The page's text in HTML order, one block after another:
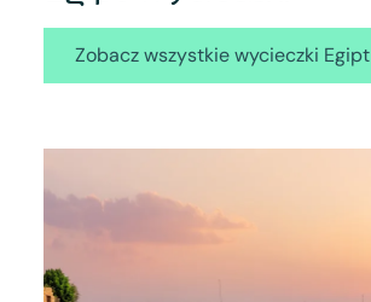
Zobacz wszystkie wycieczki Egipt